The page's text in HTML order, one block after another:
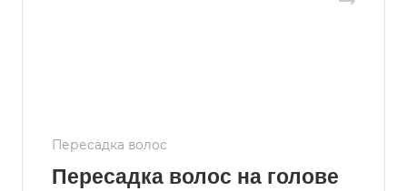
Пересадка волос
Пересадка волос на голове